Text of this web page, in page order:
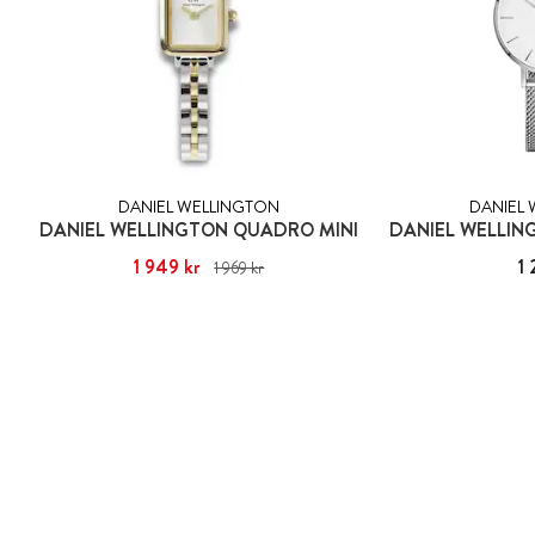
DANIEL WELLINGTON
DANIEL WELLINGTON QUADRO MINI
Nuvarande pris: 1 949 krTidigare pris
1 949 kr 1 969 kr
DANIEL
Pris1